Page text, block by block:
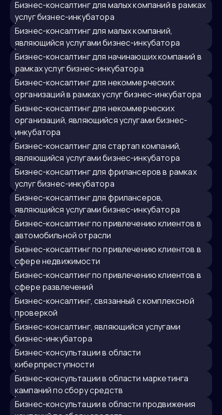
бизнес-консалтинг для малых компаний в рамках
услуг бизнес-инкубатора
бизнес-консалтинг для малых компаний,
являющийся услугами бизнес-инкубатора
бизнес-консалтинг для начинающих компаний в
рамках услуг бизнес-инкубатора
бизнес-консалтинг для некоммерческих
организаций в рамках услуг бизнес-инкубатора
бизнес-консалтинг для некоммерческих
организаций, являющийcя услугами бизнес-
инкубатора
бизнес-консалтинг для стартап компаний,
являющийся услугами бизнес-инкубатора
бизнес-консалтинг для фрилансеров в рамках
услуг бизнес-инкубатора
бизнес-консалтинг для фрилансеров,
являющийся услугами бизнес-инкубатора
бизнес-консалтинг по привлечению клиентов в
автомобильной отрасли
бизнес-консалтинг по привлечению клиентов в
сфере недвижимости
бизнес-консалтинг по привлечению клиентов в
сфере развлечений
бизнес-консалтинг, связанный с комплексной
проверкой
бизнес-консалтинг, являющийся услугами
бизнес-инкубатора
бизнес-консультации в области
киберпреступности
бизнес-консультации в области маркетинга
кампаний по сбору средств
бизнес-консультации в области продвижения